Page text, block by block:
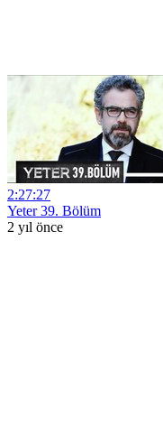
2:27:27
Yeter 39. Bölüm
2 yıl önce